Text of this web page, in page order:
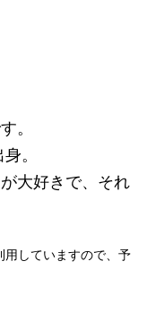
。
。
大好きで、それ
していますので、予